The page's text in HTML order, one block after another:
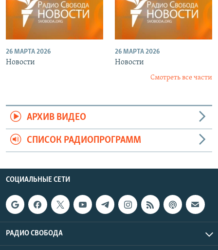
26 МАРТА 2026
Новости
26 МАРТА 2026
Новости
Смотреть все части
АРХИВ ВИДЕО
СПИСОК РАДИОПРОГРАММ
СОЦИАЛЬНЫЕ СЕТИ
РАДИО СВОБОДА